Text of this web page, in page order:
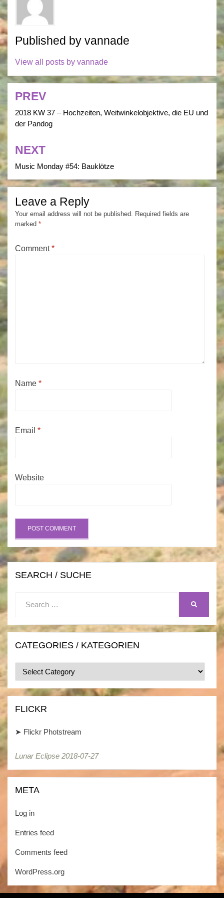
Published by vannade
View all posts by vannade
Post
navigation
PREV
2018 KW 37 – Hochzeiten, Weitwinkelobjektive, die EU und
der Pandog
NEXT
Music Monday #54: Bauklötze
Leave a Reply
Your email address will not be published. Required fields are
marked *
Comment*
Name *
Email *
Website
SEARCH / SUCHE
SEARCH
CATEGORIES / KATEGORIEN
Categories
/
Kategorien
FLICKR
➤ Flickr Photstream
Lunar Eclipse 2018-07-27
Lunar Eclipse 2018-07-27
META
Log in
Entries feed
Comments feed
WordPress.org